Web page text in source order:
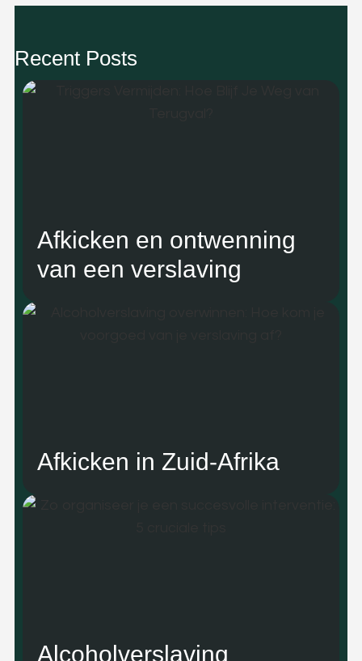
Recent Posts
Afkicken en ontwenning
van een verslaving
Afkicken in Zuid-Afrika
Alcoholverslaving